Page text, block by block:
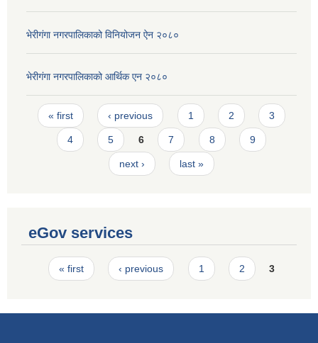
भेरीगंगा नगरपालिकाको विनियोजन ऐन २०८०
भेरीगंगा नगरपालिकाको आर्थिक एन २०८०
Pages
« first ‹ previous 1 2 3
4 5 6 7 8 9
next › last »
eGov services
Pages
« first ‹ previous 1 2 3